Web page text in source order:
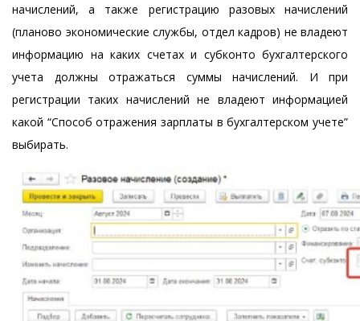
начислений, а также регистрацию разовых начислений
(планово экономические службы, отдел кадров) не владеют
информацию на каких счетах и субконто бухгалтерского
учета должны отражаться суммы начислений. И при
регистрации таких начислений не владеют информацией
какой “Способ отражения зарплаты в бухгалтерском учете”
выбирать.